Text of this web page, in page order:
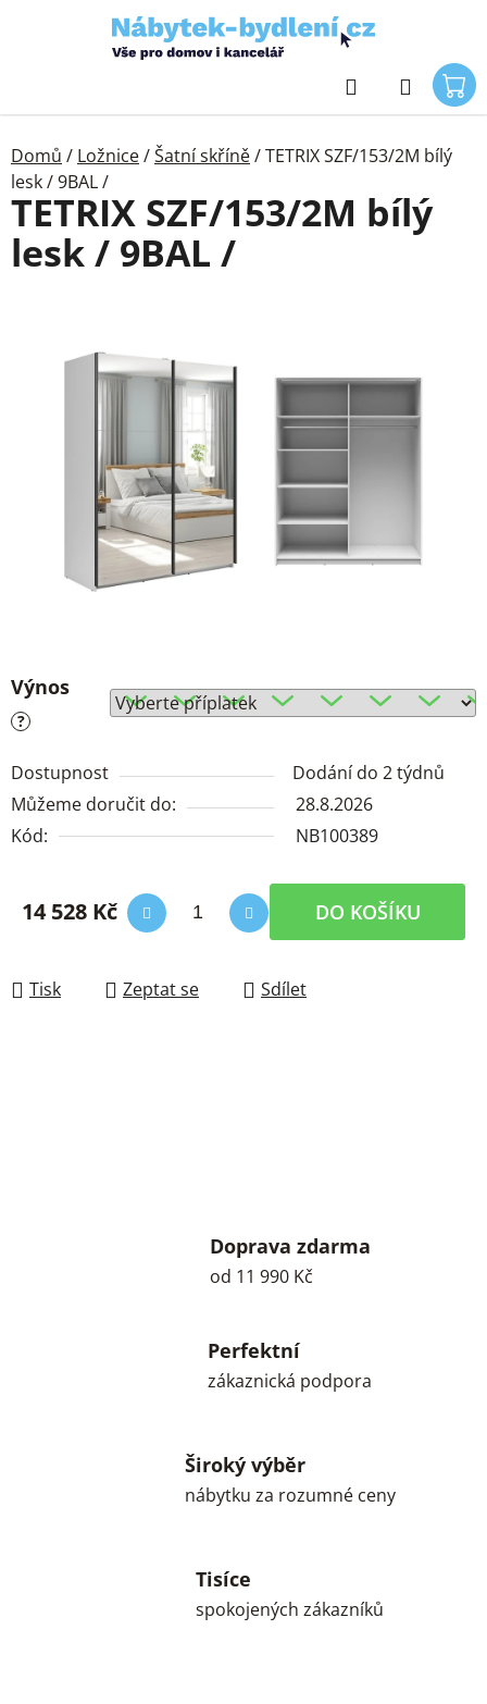
Hledat
Domů / Ložnice/Šatní skříně/TETRIX SZF/153/2M bílý
lesk / 9BAL /
Výnos
?
Dostupnost
Dodání do 2 týdnů
Můžeme doručit do:
28.8.2026
Kód:
NB100389
14 528 Kč DO KOŠÍKU
Tisk Zeptat se Sdílet
TETRIX SZF/153/2M bílý
lesk / 9BAL /
Doprava zdarma
od 11 990 Kč
Perfektní
zákaznická podpora
Široký výběr
nábytku za rozumné ceny
Tisíce
spokojených zákazníků